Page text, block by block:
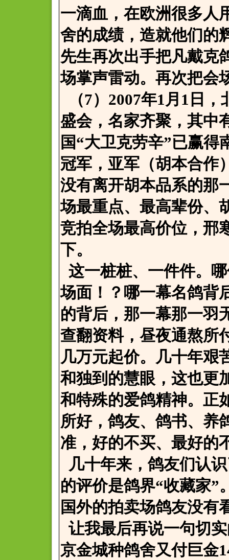
一滴血，在欧洲很多人
舍的成绩，造就他们的
先生再次出手把凡戴克
场掌声雷动。再次把会
（7）2007年1月1日
盛会，名家齐聚，其中
国“大卫克劳辛”已赢得
冠军，亚军（胡本合作
没有离开胡本品系的那
场最重点、最高辈份、
竞拍全场最高价位，邢
下。
这一桩桩、一件件。
场面！？哪一幕名鸽背
的背后，那一幕那一羽
查翻资料，昼夜通熬所
几万元起价。几十年艰
和独到的慧眼，这也更
和特殊的爱鸽精神。正
所好，鸽友、鸽书、
准，好的不买、最好
几十年来，鸽友们认
的评价是鸽界“收藏家”
国外的拍卖场鸽友没有
让我最后再说一句切
京金城种鸽舍又付巨金